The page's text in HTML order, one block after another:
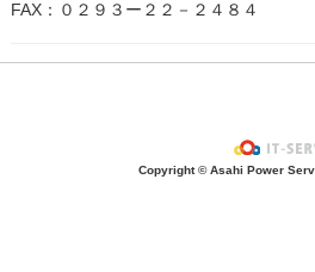
FAX：０２９３ー２２－２４８４
Copyright © Asahi Power